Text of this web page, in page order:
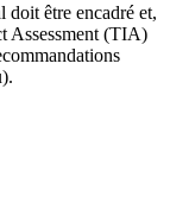
doit être encadré et,
Assessment (TIA)